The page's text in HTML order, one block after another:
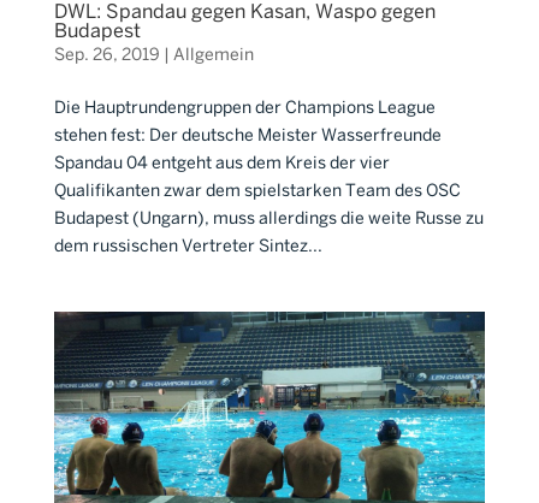
DWL: Spandau gegen Kasan, Waspo gegen
Budapest
Sep. 26, 2019 Allgemein
Die Hauptrundengruppen der Champions League
stehen fest: Der deutsche Meister Wasserfreunde
Spandau 04 entgeht aus dem Kreis der vier
Qualifikanten zwar dem spielstarken Team des OSC
Budapest (Ungarn), muss allerdings die weite Russe zu
dem russischen Vertreter Sintez...